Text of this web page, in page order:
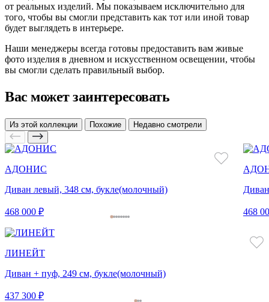
от реальных изделий. Мы показываем исключительно для
того, чтобы вы смогли представить как тот или иной товар
будет выглядеть в интерьере.
Наши менеджеры всегда готовы предоставить вам живые
фото изделия в дневном и искусственном освещении, чтобы
вы смогли сделать правильный выбор.
Вас может заинтересовать
Из этой коллекции Похожие Недавно смотрели
АДОНИС
Диван левый, 348 см, букле(молочный)
468 000 ₽ 468
ЛИНЕЙТ
Диван + пуф, 249 см, букле(молочный)
437 300 ₽